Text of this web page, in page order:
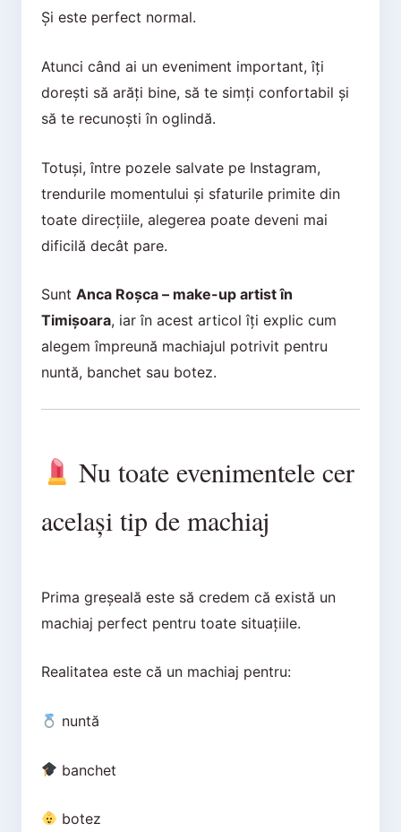
Și este perfect normal.
Atunci când ai un eveniment important, îți
dorești să arăți bine, să te simți confortabil și
să te recunoști în oglindă.
Totuși, între pozele salvate pe Instagram,
trendurile momentului și sfaturile primite din
toate direcțiile, alegerea poate deveni mai
dificilă decât pare.
Sunt Anca Roșca – make-up artist în
Timișoara, iar în acest articol îți explic cum
alegem împreună machiajul potrivit pentru
nuntă, banchet sau botez.
Nu toate evenimentele cer
același tip de machiaj
Prima greșeală este să credem că există un
machiaj perfect pentru toate situațiile.
Realitatea este că un machiaj pentru:
nuntă
banchet
botez